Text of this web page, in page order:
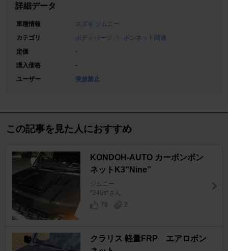
詳細データ
車種情報
スズキ ジムニー
カテゴリ
ボディパーツ
ボンネット関連
定価
-
購入価格
-
ユーザー
突放禁止
この記事を見た人におすすめ
KONDOH-AUTO カーボンボン
ネットK3“Nine”
ジムニー
*240s*さん
78
2
クラリス 軽量FRP エアロボン